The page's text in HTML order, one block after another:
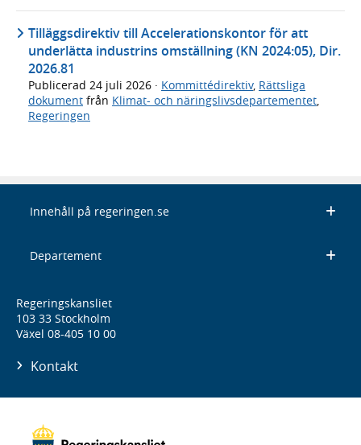
Tilläggsdirektiv till Accelerationskontor för att
underlätta industrins omställning (KN 2024:05), Dir.
2026.81
Publicerad 24 juli 2026 · Kommittédirektiv, Rättsliga
dokument från Klimat- och näringslivsdepartementet
Regeringen
Innehåll på regeringen.se
Departement
Regeringskansliet
103 33 Stockholm
Växel 08-405 10 00
Kontakt